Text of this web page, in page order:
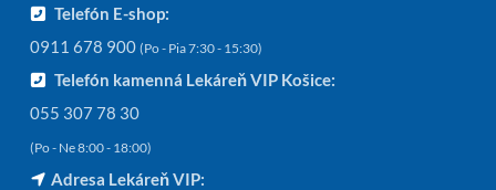
Telefón E-shop:
0911 678 900 (Po - Pia 7:30 - 15:30)
Telefón kamenná Lekáreň VIP Košice:
055 307 78 30
(Po - Ne 8:00 - 18:00)
Adresa Lekáreň VIP: